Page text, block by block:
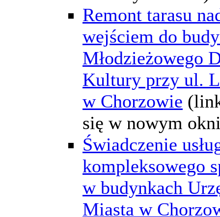
Remont tarasu
wejściem do
Młodzieżowego
Kultury przy ul.
w Chorzowie
się w nowym
Świadczenie
kompleksowego
w budynkach
Miasta w